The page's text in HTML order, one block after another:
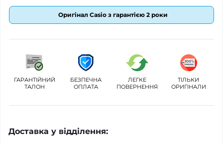
Оригінал Casio з гарантією 2 роки
ГАРАНТІЙНИЙ
ТАЛОН
БЕЗПЕЧНА
ОПЛАТА
ЛЕГКЕ
ПОВЕРНЕННЯ
ТІЛЬКИ
ОРИГІНАЛИ
Доставка у відділення: